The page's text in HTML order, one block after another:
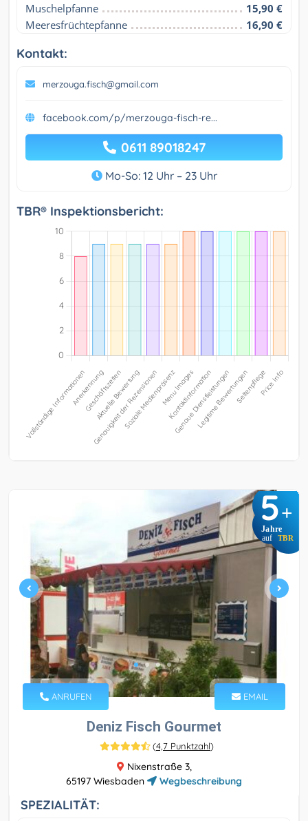
Muschelpfanne
15,90 €
Meeresfrüchtepfanne
16,90 €
Kontakt:
merzouga.fisch@gmail.com
facebook.com/p/merzouga-fisch-re...
0611 89018247
Mo-So: 12 Uhr – 23 Uhr
TBR® Inspektionsbericht:
5+
Jahre
auf TBR
ANRUFEN EMAIL
Deniz Fisch Gourmet
(4,7 Punktzahl)
Nixenstraße 3,
65197 Wiesbaden
Wegbeschreibung
SPEZIALITÄT: